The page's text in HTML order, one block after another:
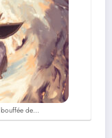
bouffée de…